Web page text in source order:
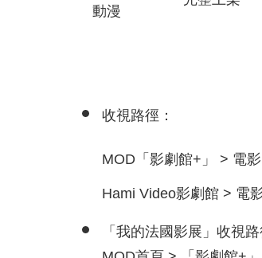
動漫
收視路徑：
MOD「影劇館+」 > 電
Hami Video影劇館 > 電
「我的法國影展」收視路